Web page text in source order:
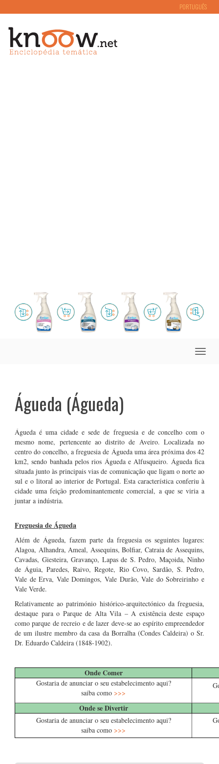
PORTUGUÊS
Toggle
Águeda (Águeda)
Águeda é uma cidade e sede de freguesia e de concelho com o
mesmo nome, pertencente ao distrito de Aveiro. Localizada no
centro do concelho, a freguesia de Águeda uma área próxima dos 42
km2, sendo banhada pelos rios Águeda e Alfusqueiro. Águeda fica
situada junto às principais vias de comunicação que ligam o norte ao
sul e o litoral ao interior de Portugal. Esta característica conferiu à
cidade uma feição predominantemente comercial, a que se viria a
juntar a indústria.
Freguesia de Águeda
Além de Águeda, fazem parte da freguesia os seguintes lugares:
Alagoa, Alhandra, Ameal, Assequins, Bolfiar, Catraia de Assequins,
Cavadas, Giesteira, Gravanço, Lapas de S. Pedro, Maçoida, Ninho
de Águia, Paredes, Raivo, Regote, Rio Covo, Sardão, S. Pedro,
Vale de Erva, Vale Domingos, Vale Durão, Vale do Sobreirinho e
Vale Verde.
Relativamente ao património histórico-arquitectónico da freguesia,
destaque para o Parque de Alta Vila – A existência deste espaço
como parque de recreio e de lazer deve-se ao espírito empreendedor
de um ilustre membro da casa da Borralha (Condes Caldeira) o Sr.
Dr. Eduardo Caldeira (1848-1902).
Onde Comer
Gostaria de anunciar o seu estabelecimento aqui?
saiba como >>>
Onde se Divertir
Gostaria de anunciar o seu estabelecimento aqui?
saiba como >>>